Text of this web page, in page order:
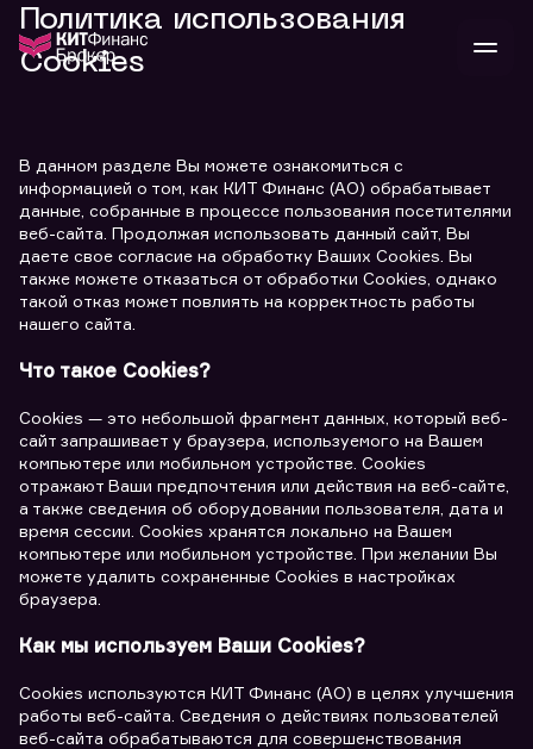
инвестиции
банкам и компаниям
о компании
поддержка
тарифы
Политика использования
Cookies
В данном разделе Вы можете ознакомиться с
информацией о том, как КИТ Финанс (АО) обрабатывает
данные, собранные в процессе пользования посетителями
веб-сайта. Продолжая использовать данный сайт, Вы
даете свое согласие на обработку Ваших Cookies. Вы
также можете отказаться от обработки Cookies, однако
такой отказ может повлиять на корректность работы
нашего сайта.
Что такое Cookies?
Сookies — это небольшой фрагмент данных, который веб-
сайт запрашивает у браузера, используемого на Вашем
компьютере или мобильном устройстве. Cookies
отражают Ваши предпочтения или действия на веб-сайте,
а также сведения об оборудовании пользователя, дата и
время сессии. Сookies хранятся локально на Вашем
компьютере или мобильном устройстве. При желании Вы
можете удалить сохраненные Cookies в настройках
браузера.
Как мы используем Ваши Cookies?
Cookies используются КИТ Финанс (АО) в целях улучшения
работы веб-сайта. Сведения о действиях пользователей
веб-сайта обрабатываются для совершенствования